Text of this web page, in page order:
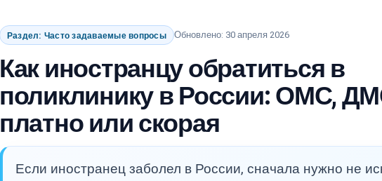
Раздел: Часто задаваемые вопросы Обновлено: 30 апреля 2026
Как иностранцу обратиться в
поликлинику в России: ОМС,
платно или скорая
Если иностранец заболел в России, сначала нужно не